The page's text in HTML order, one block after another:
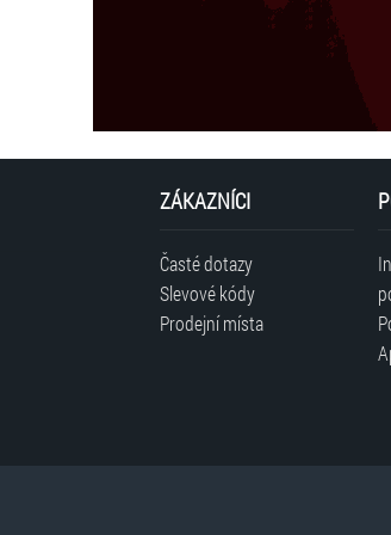
ZÁKAZNÍCI
Časté dotazy
Slevové kódy
Prodejní místa